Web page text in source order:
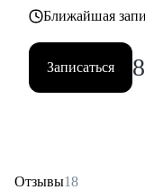
Ближайшая
Записаться
Отзывы18